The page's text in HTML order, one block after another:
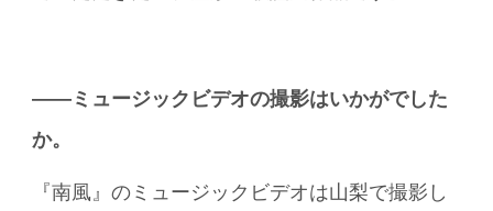
――ミュージックビデオの撮影はいかがでした
か。
『南風』のミュージックビデオは山梨で撮影し